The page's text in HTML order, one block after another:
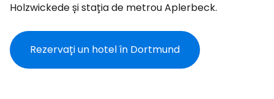
Holzwickede și stația de metrou Aplerbeck.
Rezervați un hotel în Dortmund